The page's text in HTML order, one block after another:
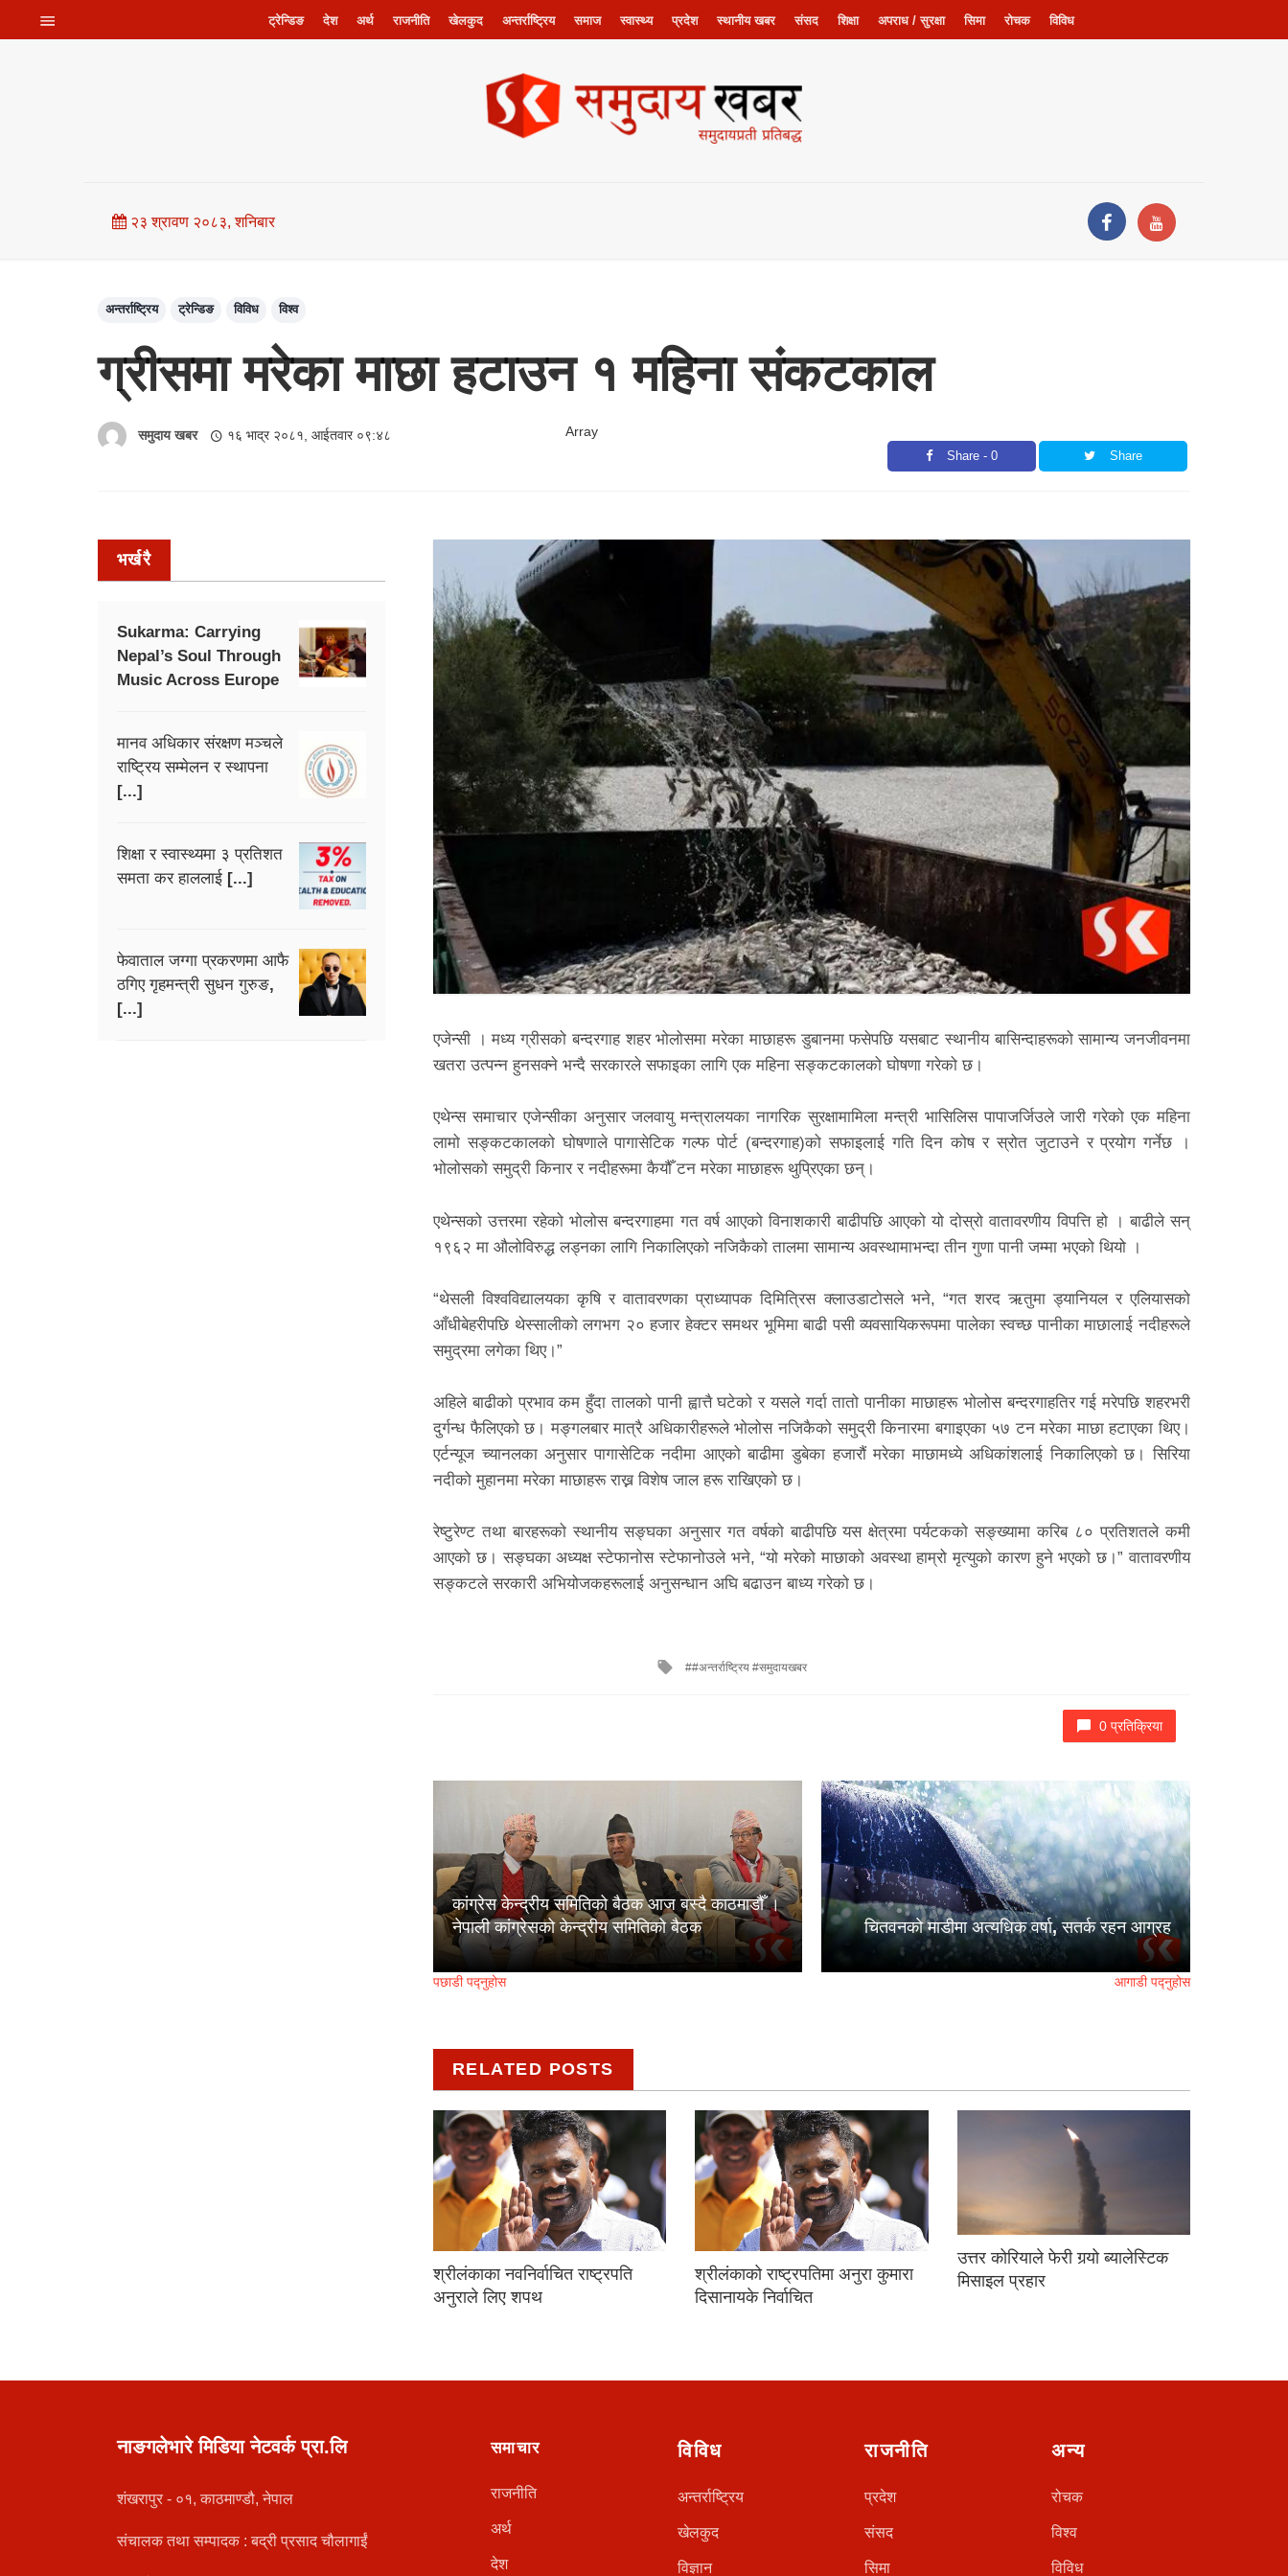
ट्रेन्डिङ देश अर्थ राजनीति खेलकुद अन्तर्राष्ट्रिय समाज स्वास्थ्य प्रदेश स्थानीय खबर संसद शिक्षा अपराध / सुरक्षा सिमा रोचक विविध
२३ श्रावण २०८३, शनिबार
अन्तर्राष्ट्रिय ट्रेन्डिङ विविध विश्व
ग्रीसमा मरेका माछा हटाउन १ महिना संकटकाल
समुदाय खबर १६ भाद्र २०८१, आईतवार ०९:४८ Array
Share - 0 Share
एजेन्सी । मध्य ग्रीसको बन्दरगाह शहर भोलोसमा मरेका माछाहरू डुबानमा फसेपछि यसबाट स्थानीय बासिन्दाहरूको सामान्य जनजीवनमा
खतरा उत्पन्न हुनसक्ने भन्दै सरकारले सफाइका लागि एक महिना सङ्कटकालको घोषणा गरेको छ।
एथेन्स समाचार एजेन्सीका अनुसार जलवायु मन्त्रालयका नागरिक सुरक्षामामिला मन्त्री भासिलिस पापाजर्जिउले जारी गरेको एक महिना
लामो सङ्कटकालको घोषणाले पागासेटिक गल्फ पोर्ट (बन्दरगाह)को सफाइलाई गति दिन कोष र स्रोत जुटाउने र प्रयोग गर्नेछ ।
भोलोसको समुद्री किनार र नदीहरूमा कैयौँ टन मरेका माछाहरू थुप्रिएका छन्।
एथेन्सको उत्तरमा रहेको भोलोस बन्दरगाहमा गत वर्ष आएको विनाशकारी बाढीपछि आएको यो दोस्रो वातावरणीय विपत्ति हो । बाढीले सन्
१९६२ मा औलोविरुद्ध लड्नका लागि निकालिएको नजिकैको तालमा सामान्य अवस्थामाभन्दा तीन गुणा पानी जम्मा भएको थियो ।
“थेसली विश्वविद्यालयका कृषि र वातावरणका प्राध्यापक दिमित्रिस क्लाउडाटोसले भने, “गत शरद ऋतुमा ड्यानियल र एलियासको
आँधीबेहरीपछि थेस्सालीको लगभग २० हजार हेक्टर समथर भूमिमा बाढी पसी व्यवसायिकरूपमा पालेका स्वच्छ पानीका माछालाई नदीहरूले
समुद्रमा लगेका थिए।”
अहिले बाढीको प्रभाव कम हुँदा तालको पानी ह्वात्तै घटेको र यसले गर्दा तातो पानीका माछाहरू भोलोस बन्दरगाहतिर गई मरेपछि शहरभरी
दुर्गन्ध फैलिएको छ। मङ्गलबार मात्रै अधिकारीहरूले भोलोस नजिकैको समुद्री किनारमा बगाइएका ५७ टन मरेका माछा हटाएका थिए।
एर्टन्यूज च्यानलका अनुसार पागासेटिक नदीमा आएको बाढीमा डुबेका हजारौं मरेका माछामध्ये अधिकांशलाई निकालिएको छ। सिरिया
नदीको मुहानमा मरेका माछाहरू राख्न विशेष जाल हरू राखिएको छ।
रेष्टुरेण्ट तथा बारहरूको स्थानीय सङ्घका अनुसार गत वर्षको बाढीपछि यस क्षेत्रमा पर्यटकको सङ्ख्यामा करिब ८० प्रतिशतले कमी
आएको छ। सङ्घका अध्यक्ष स्टेफानोस स्टेफानोउले भने, “यो मरेको माछाको अवस्था हाम्रो मृत्युको कारण हुने भएको छ।” वातावरणीय
सङ्कटले सरकारी अभियोजकहरूलाई अनुसन्धान अघि बढाउन बाध्य गरेको छ।
Tagged
#अन्तर्राष्ट्रिय #समुदायखबर
0 प्रतिक्रिया
कांग्रेस केन्द्रीय समितिको बैठक आज बस्दै काठमाडौँ ।
नेपाली कांग्रेसको केन्द्रीय समितिको बैठक
पछाडी पद्नुहोस
चितवनको माडीमा अत्यधिक वर्षा, सतर्क रहन आग्रह
आगाडी पद्नुहोस
RELATED POSTS
श्रीलंकाका नवनिर्वाचित राष्ट्रपति
अनुराले लिए शपथ
श्रीलंकाको राष्ट्रपतिमा अनुरा कुमारा
दिसानायके निर्वाचित
उत्तर कोरियाले फेरी गर्‍यो ब्यालेस्टिक
मिसाइल प्रहार
भर्खरै
Sukarma: Carrying
Nepal’s Soul Through
Music Across Europe
मानव अधिकार संरक्षण मञ्चले
राष्ट्रिय सम्मेलन र स्थापना
[...]
शिक्षा र स्वास्थ्यमा ३ प्रतिशत
समता कर हाललाई [...]
फेवाताल जग्गा प्रकरणमा आफै
ठगिए गृहमन्त्री सुधन गुरुङ,
[...]
नाङगलेभारे मिडिया नेटवर्क प्रा.लि
शंखरापुर - ०१, काठमाण्डौ, नेपाल
संचालक तथा सम्पादक : बद्री प्रसाद चौलागाईं
समाचार
राजनीति
अर्थ
देश
विविध
अन्तर्राष्ट्रिय
खेलकुद
विज्ञान
राजनीति
प्रदेश
संसद
सिमा
अन्य
रोचक
विश्व
विविध